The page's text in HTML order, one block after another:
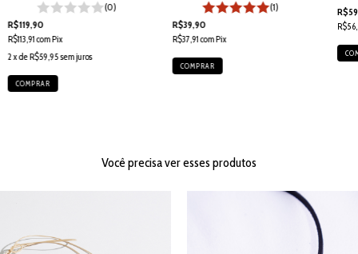
(0)
R$119,90
R$113,91comPix
2 x deR$59,95 sem juros
(1)
R$39,90
R$37,91comPix
Você precisa ver esses produtos